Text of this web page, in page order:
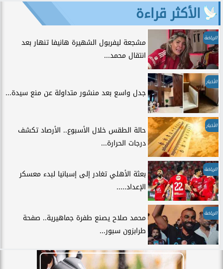
الأكثر قراءة
الرياضة
مشجعة ليفربول الشهيرة هانيفا تنهار بعد
انتقال محمد...
الأخبار
جدل واسع بعد منشور متداولة عن منع سيدة...
الأخبار
حالة الطقس خلال الأسبوع.. الأرصاد تكشف
درجات الحرارة...
الرياضة
بعثة الأهلي تغادر إلى إسبانيا لبدء معسكر
الإعداد.....
الرياضة
محمد صلاح يصنع طفرة جماهيرية.. صفحة
طرابزون سبور...